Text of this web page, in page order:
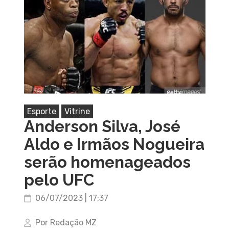
Esporte Vitrine
Anderson Silva, José
Aldo e Irmãos Nogueira
serão homenageados
pelo UFC
06/07/2023 | 17:37
Por Redação MZ